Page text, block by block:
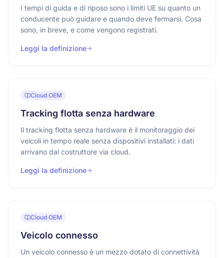
I tempi di guida e di riposo sono i limiti UE su quanto un
conducente può guidare e quando deve fermarsi. Cosa
sono, in breve, e come vengono registrati.
Leggi la definizione
Cloud OEM
Tracking flotta senza hardware
Il tracking flotta senza hardware è il monitoraggio dei
veicoli in tempo reale senza dispositivi installati: i dati
arrivano dal costruttore via cloud.
Leggi la definizione
Cloud OEM
Veicolo connesso
Un veicolo connesso è un mezzo dotato di connettività